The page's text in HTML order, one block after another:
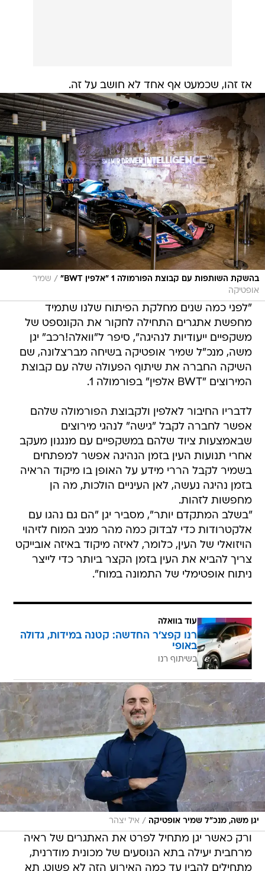
אז זהו, שכמעט אף אחד לא חושב על זה.
בהשקת השותפות עם קבוצת הפורמולה 1 "אלפין BWT" / שמיר
אופטיקה
"לפני כמה שנים מחלקת הפיתוח שלנו שתמיד
מחפשת אתגרים התחילה לחקור את הקונספט של
משקפיים ייעודיות לנהיגה", סיפר ל"וואלה!רכב" יגן
משה, מנכ"ל שמיר אופטיקה בשיחה מברצלונה, שם
השיקה החברה את שיתוף הפעולה שלה עם קבוצת
המירוצים "BWT אלפין" בפורמולה 1.
לדבריו החיבור לאלפין ולקבוצת הפורמולה שלהם
אפשר לחברה לקבל "גישה" לנהגי מירוצים
שבאמצעות ציוד שלהם במשקפיים עם מנגנון מעקב
אחרי תנועות העין בזמן הנהיגה אפשר למפתחים
בשמיר לקבל הררי מידע על האופן בו מיקוד הראיה
בזמן נהיגה נעשה, לאן העיניים הולכות, מה הן
מחפשות לזהות.
"בשלב המתקדם יותר", מסביר יגן "הם גם נהגו עם
אלקטרודות כדי לבדוק כמה מהר מגיב המוח לזיהוי
הויזואלי של העין, כלומר, לאיזה מיקוד באיזה אובייקט
צריך להביא את העין בזמן הקצר ביותר כדי לייצר
ניתוח אופטימלי של התמונה במוח".
עוד בוואלה
רנו קפצ'ר החדשה: קטנה במידות, גדולה
באופי
בשיתוף רנו
יגן משה, מנכ"ל שמיר אופטיקה / איל יצהר
ורק כאשר יגן מתחיל לפרט את האתגרים של ראיה
מרחבית יעילה בתא הנוסעים של מכונית מודרנית,
מתחילים להבין עד כמה האירוע הזה לא פשוט. תא